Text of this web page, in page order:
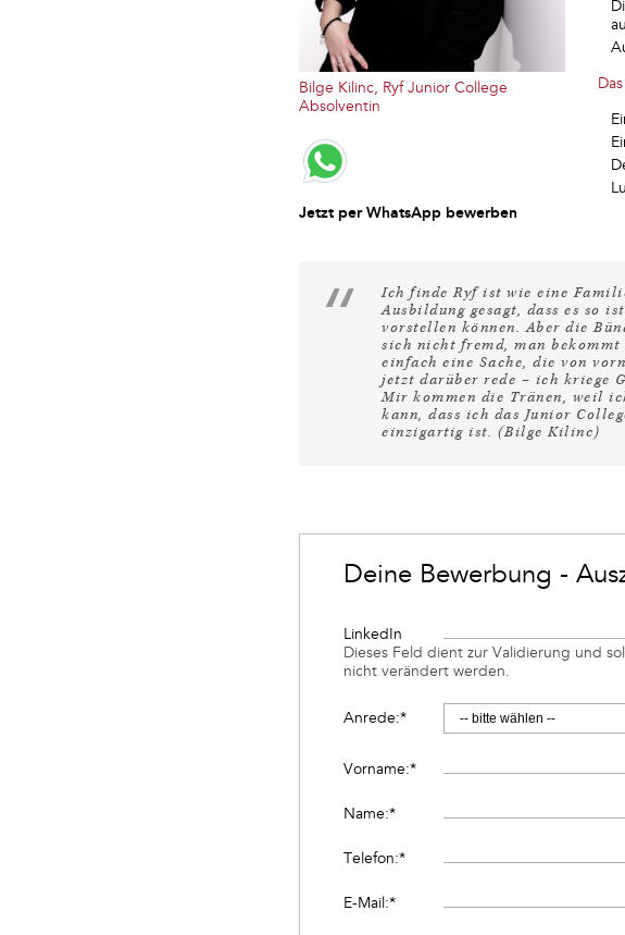
Bilge Kilinc, Ryf Junior College
Absolventin
Jetzt per WhatsApp bewerben
Ich finde Ryf ist wie eine
Ausbildung gesagt, dass es so
vorstellen können. Aber die
sich nicht fremd, man
einfach eine Sache, die von
jetzt darüber rede – ich kriege
Mir kommen die Tränen, weil
kann, dass ich das Junior
einzigartig ist. (Bilge Kilinc)
Deine Bewerbung -
LinkedIn
Dieses Feld dient zur Validierung und
nicht verändert werden.
Anrede:*
Vorname:*
Name:*
Telefon:*
E-Mail:*